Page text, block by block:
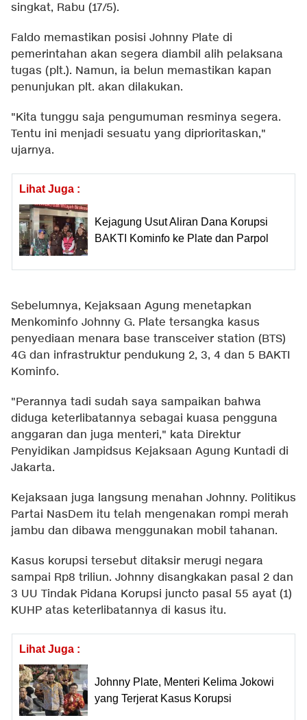
singkat, Rabu (17/5).
Faldo memastikan posisi Johnny Plate di
pemerintahan akan segera diambil alih pelaksana
tugas (plt.). Namun, ia belun memastikan kapan
penunjukan plt. akan dilakukan.
"Kita tunggu saja pengumuman resminya segera.
Tentu ini menjadi sesuatu yang diprioritaskan,"
ujarnya.
Lihat Juga :
Kejagung Usut Aliran Dana Korupsi
BAKTI Kominfo ke Plate dan Parpol
Sebelumnya, Kejaksaan Agung menetapkan
Menkominfo Johnny G. Plate tersangka kasus
penyediaan menara base transceiver station (BTS)
4G dan infrastruktur pendukung 2, 3, 4 dan 5 BAKTI
Kominfo.
"Perannya tadi sudah saya sampaikan bahwa
diduga keterlibatannya sebagai kuasa pengguna
anggaran dan juga menteri," kata Direktur
Penyidikan Jampidsus Kejaksaan Agung Kuntadi di
Jakarta.
Kejaksaan juga langsung menahan Johnny. Politikus
Partai NasDem itu telah mengenakan rompi merah
jambu dan dibawa menggunakan mobil tahanan.
Kasus korupsi tersebut ditaksir merugi negara
sampai Rp8 triliun. Johnny disangkakan pasal 2 dan
3 UU Tindak Pidana Korupsi juncto pasal 55 ayat (1)
KUHP atas keterlibatannya di kasus itu.
Lihat Juga :
Johnny Plate, Menteri Kelima Jokowi
yang Terjerat Kasus Korupsi